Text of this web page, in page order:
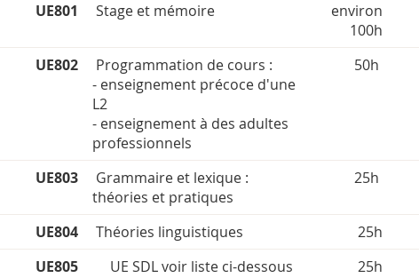
UE801 Stage et mémoire
environ
100h
UE802
Programmation de cours :
- enseignement précoce d'une
L2
- enseignement à des adultes
professionnels
50h
UE803
Grammaire et lexique :
théories et pratiques
25h
UE804 Théories linguistiques 25h
UE805
UE SDL voir liste ci-dessous 25h